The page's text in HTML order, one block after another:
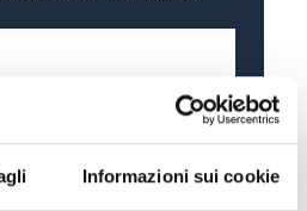
Informazioni sui cookie